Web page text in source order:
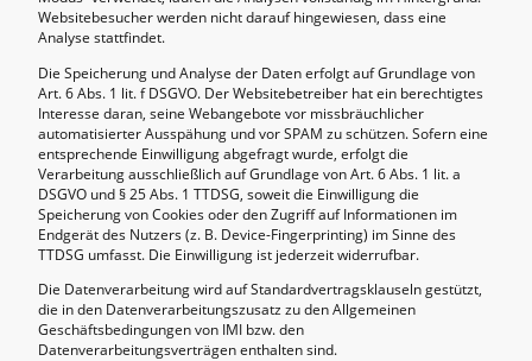
Websitebesucher werden nicht darauf hingewiesen, dass eine
Analyse stattfindet.
Die Speicherung und Analyse der Daten erfolgt auf Grundlage von
Art. 6 Abs. 1 lit. f DSGVO. Der Websitebetreiber hat ein berechtigtes
Interesse daran, seine Webangebote vor missbräuchlicher
automatisierter Ausspähung und vor SPAM zu schützen. Sofern eine
entsprechende Einwilligung abgefragt wurde, erfolgt die
Verarbeitung ausschließlich auf Grundlage von Art. 6 Abs. 1 lit. a
DSGVO und § 25 Abs. 1 TTDSG, soweit die Einwilligung die
Speicherung von Cookies oder den Zugriff auf Informationen im
Endgerät des Nutzers (z. B. Device-Fingerprinting) im Sinne des
TTDSG umfasst. Die Einwilligung ist jederzeit widerrufbar.
Die Datenverarbeitung wird auf Standardvertragsklauseln gestützt,
die in den Datenverarbeitungszusatz zu den Allgemeinen
Geschäftsbedingungen von IMI bzw. den
Datenverarbeitungsverträgen enthalten sind.